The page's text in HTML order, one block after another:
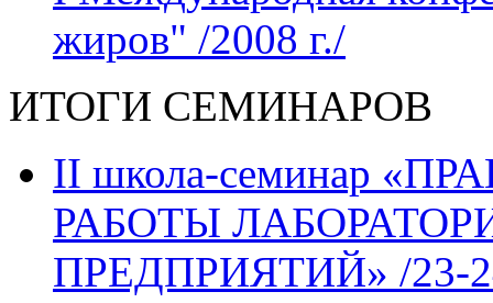
жиров" /2008 г./
ИТОГИ СЕМИНАРОВ
II школа-семинар
РАБОТЫ
ПРЕДПРИЯТИЙ» /23-24